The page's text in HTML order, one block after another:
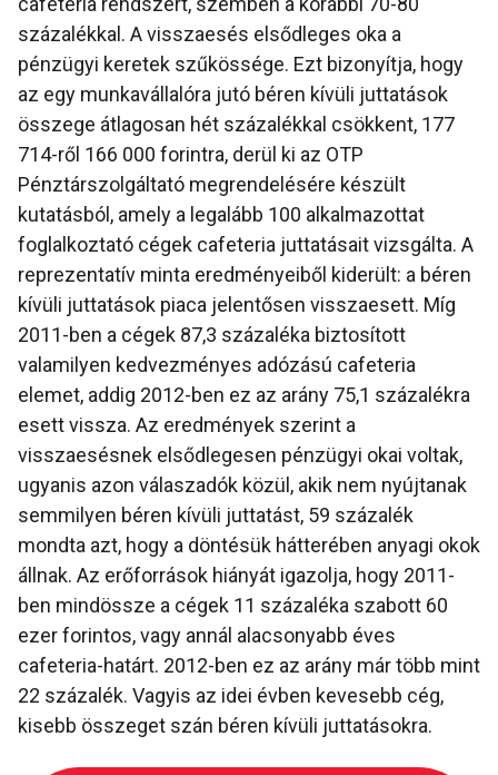
százalékkal. A visszaesés elsődleges oka a
pénzügyi keretek szűkössége. Ezt bizonyítja, hogy
az egy munkavállalóra jutó béren kívüli juttatások
összege átlagosan hét százalékkal csökkent, 177
714-ről 166 000 forintra, derül ki az OTP
Pénztárszolgáltató megrendelésére készült
kutatásból, amely a legalább 100 alkalmazottat
foglalkoztató cégek cafeteria juttatásait vizsgálta. A
reprezentatív minta eredményeiből kiderült: a béren
kívüli juttatások piaca jelentősen visszaesett. Míg
2011-ben a cégek 87,3 százaléka biztosított
valamilyen kedvezményes adózású cafeteria
elemet, addig 2012-ben ez az arány 75,1 százalékra
esett vissza. Az eredmények szerint a
visszaesésnek elsődlegesen pénzügyi okai voltak,
ugyanis azon válaszadók közül, akik nem nyújtanak
semmilyen béren kívüli juttatást, 59 százalék
mondta azt, hogy a döntésük hátterében anyagi okok
állnak. Az erőforrások hiányát igazolja, hogy 2011-
ben mindössze a cégek 11 százaléka szabott 60
ezer forintos, vagy annál alacsonyabb éves
cafeteria-határt. 2012-ben ez az arány már több mint
22 százalék. Vagyis az idei évben kevesebb cég,
kisebb összeget szán béren kívüli juttatásokra.